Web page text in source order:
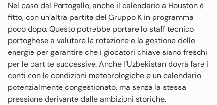
Nel caso del Portogallo, anche il calendario a Houston è
fitto, con un’altra partita del Gruppo K in programma
poco dopo. Questo potrebbe portare lo staff tecnico
portoghese a valutare la rotazione e la gestione delle
energie per garantire che i giocatori chiave siano freschi
per le partite successive. Anche l’Uzbekistan dovrà fare i
conti con le condizioni meteorologiche e un calendario
potenzialmente congestionato, ma senza la stessa
pressione derivante dalle ambizioni storiche.